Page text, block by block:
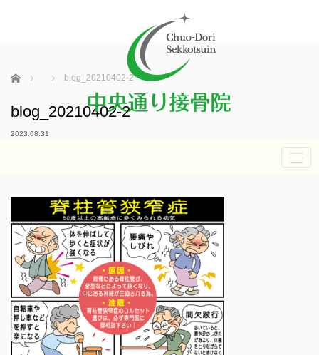
ホーム blog_20210402-2
blog_20210402-2
2023.08.31